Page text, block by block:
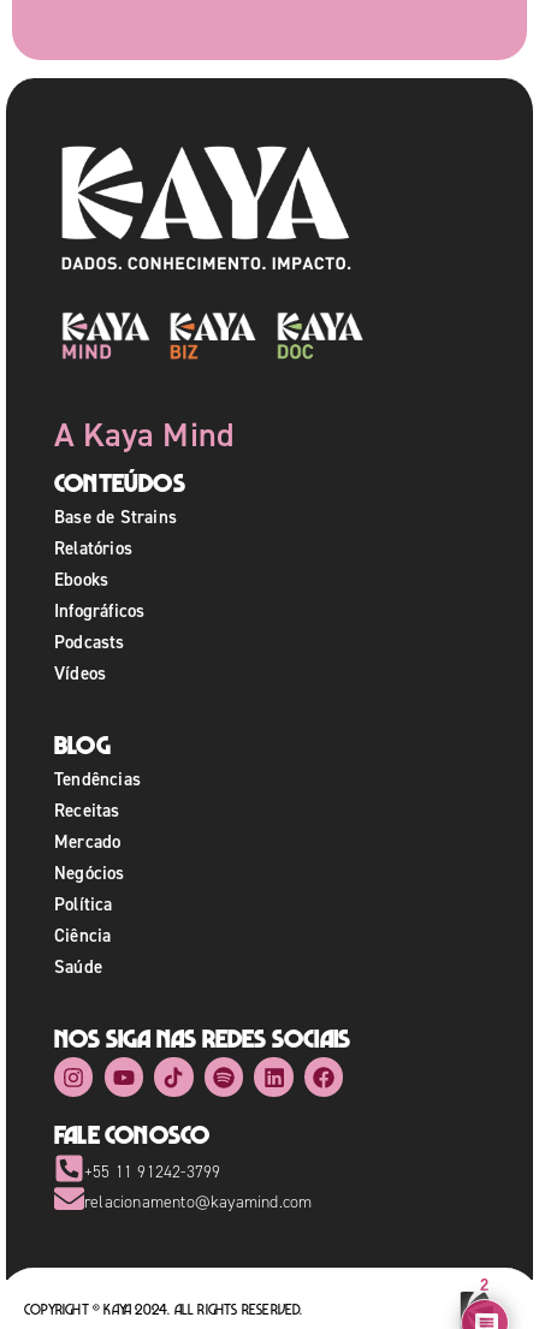
A Kaya Mind
Conteúdos
Base de Strains
Relatórios
Ebooks
Infográficos
Podcasts
Vídeos
Blog
Tendências
Receitas
Mercado
Negócios
Política
Ciência
Saúde
Nos siga nas redes sociais
Fale Conosco
+55 11 91242-3799
relacionamento@kayamind.com
Copyright © Kaya 2024. All rights reserved.
2